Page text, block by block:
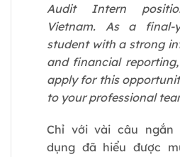
Audit Intern
Vietnam. As a final-
student with a strong
and financial
apply for this
to your professional
Chỉ với vài câu ngắn
dụng đã hiểu được